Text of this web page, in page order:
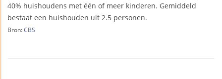
40% huishoudens met één of meer kinderen. Gemiddeld
bestaat een huishouden uit 2.5 personen.
Bron: CBS